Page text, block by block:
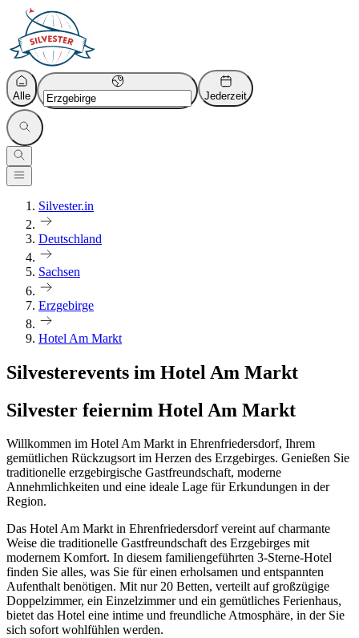
Alle Jederzeit
Silvester.in
Deutschland
Sachsen
Erzgebirge
Hotel Am Markt
Silvesterevents im Hotel Am Markt
Silvester feiernim Hotel Am Markt
Willkommen im Hotel Am Markt in Ehrenfriedersdorf, Ihrem
gemütlichen Rückzugsort im Herzen des Erzgebirges. Genießen Sie
traditionelle erzgebirgische Gastfreundschaft, moderne
Annehmlichkeiten und eine ideale Lage für Erkundungen in der
Region.
Das Hotel Am Markt in Ehrenfriedersdorf vereint auf charmante
Weise die traditionelle Gastfreundschaft des Erzgebirges mit
modernem Komfort. In diesem familiengeführten 3-Sterne-Hotel
finden Sie alles, was Sie für einen erholsamen und entspannten
Aufenthalt benötigen. Mit nur 20 Betten, verteilt auf großzügige
Doppelzimmer, ein Einzelzimmer und ein gemütliches Ferienhaus,
bietet das Hotel eine intime und freundliche Atmosphäre, in der Sie
sich sofort wohlfühlen werden.